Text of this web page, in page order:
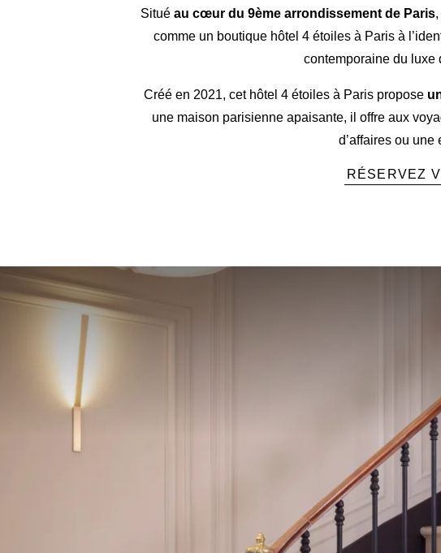
Situé au cœur du 9ème arrondissement de Paris
comme un boutique hôtel 4 étoiles à Paris à
contemporaine du luxe
Créé en 2021, cet hôtel 4 étoiles à Paris propose
une maison parisienne apaisante, il offre aux
d’affaires ou
RÉSERVEZ